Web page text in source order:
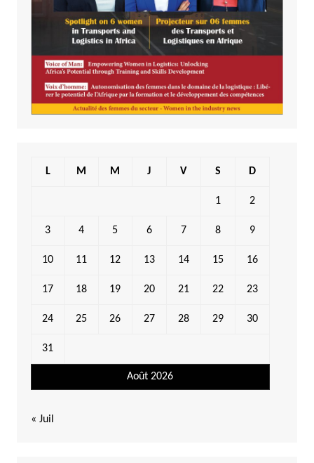
Août 2026
L M M J V S D
1 2
3 4 5 6 7 8 9
10 11 12 13 14 15 16
17 18 19 20 21 22 23
24 25 26 27 28 29 30
31
« Juil